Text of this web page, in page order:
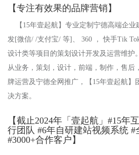
【专注有效果的品牌营销】
【15年壹起航】专业定制宁德高端企业
发[微信/ /支付宝/ 等]、 360 ， 快手Tik
设计类等项目的策划设计开发及运营维护。
从业务，策划，设计，前端，制作，售后
牌运营及宁德全网推广，【15年壹起航】
决方案。
【截止2024年「壹起航」#15年
行团队 #6年自研建站视频系统 #
#3000+合作客户】